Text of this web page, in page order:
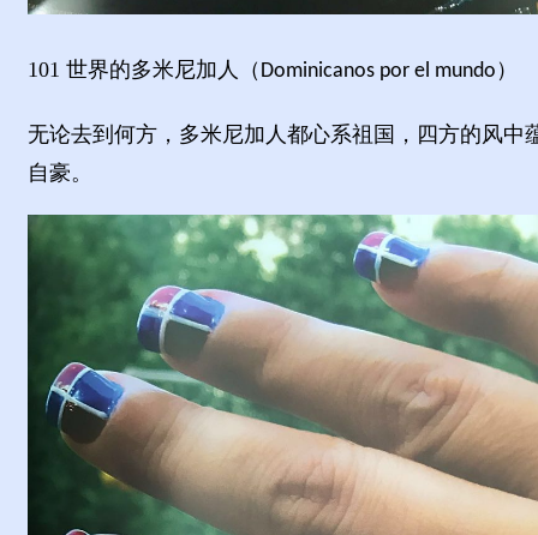
101 世界的多米尼加人（ Dominicanos por el mundo ）
无论去到何方，多米尼加人都心系祖国，四方的风
自豪。